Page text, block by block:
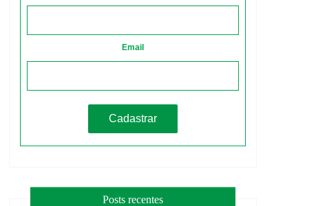
Email
Posts recentes